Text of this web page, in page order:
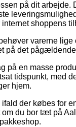
på dit arbejde.
shoppens
varerne lige
på det
på en masse
tidspunkt, med
hjem.
der købes for
du bor tæt på